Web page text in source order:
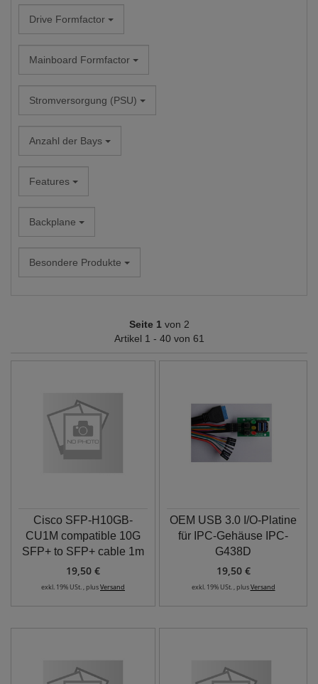
Drive Formfactor
Mainboard Formfactor
Stromversorgung (PSU)
Anzahl der Bays
Features
Backplane
Besondere Produkte
Seite 1 von 2
Artikel 1 - 40 von 61
Cisco SFP-H10GB-
CU1M compatible 10G
SFP+ to SFP+ cable 1m
19,50 €
exkl. 19% USt. , plusVersand
OEM USB 3.0 I/O-Platine
für IPC-Gehäuse IPC-
G438D
19,50 €
exkl. 19% USt. , plusVersand